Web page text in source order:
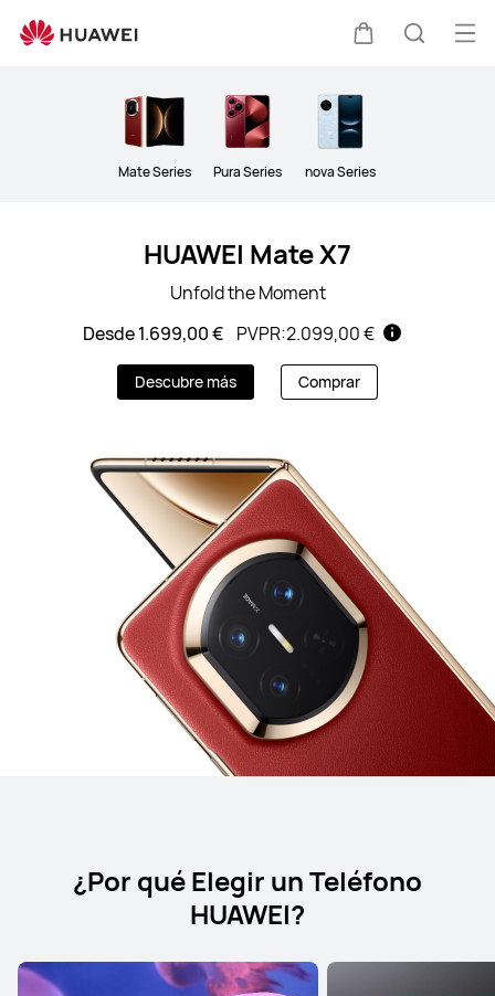
Mate Series Pura Series nova Series
HUAWEI Mate X7
Unfold the Moment
Desde 1.699,00 € PVPR:2.099,00 €
Descubre más Comprar
¿Por qué Elegir un Teléfono
HUAWEI?